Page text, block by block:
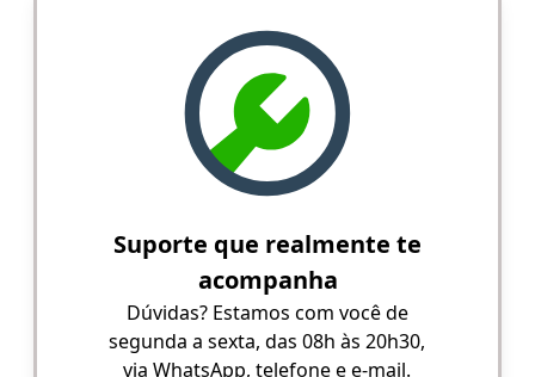
Suporte que realmente te
acompanha
Dúvidas? Estamos com você de
segunda a sexta, das 08h às 20h30,
via WhatsApp, telefone e e-mail.